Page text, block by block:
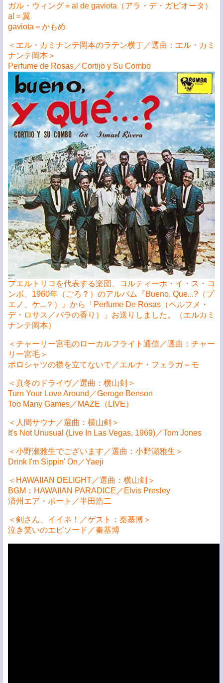
ガル・ウィング＝al de gaviota（アラ・デ・ガビオータ）
al＝翼
gaviota＝かもめ
＜エル・カミナンテ岡本のラテン横丁／選曲：エル・カミ
ナンテ岡本＞
Perfume de Rosas／Cortijo y Su Combo
プエルトリコを代表する楽団、コルティーホ・イ・ス・コ
ンボ、1960年（ごろ？）のアルバム『Bueno, Que...?（ブ
エノ、ケ...？）』から「Perfume De Rosas（ペルフメ・
デ・ロサス／バラの香り）」お送りしました。（エルカミ
ナンテ岡本）
＜チャーリー宮毛のローカルフライト通信／選曲：チャー
リー宮毛＞
ポロシャツの襟を立てないで／エルナ・フェラガ～モ
＜真冬のドライヴ／選曲：横山剣＞
Turn Your Love Around／Geroge Benson
Too Many Games／MAZE（LIVE）
＜人間サウナ／選曲：横山剣＞
It's Not Unusual (Live In Las Vegas, 1969)／Tom Jones
＜小野瀬雅生でございます／選曲：小野瀬雅生＞
Drink I'm Sippin' On／Yaeji
＜HAWAIIAN DELIGHT／選曲：横山剣＞
BGM：HAWAIIAN PARADICE／Elvis Presley
済州エア・ポート／半田浩二
＜剣さん、イイネ！／ゲスト：秦基博＞
泣き笑いのエピソード／秦基博